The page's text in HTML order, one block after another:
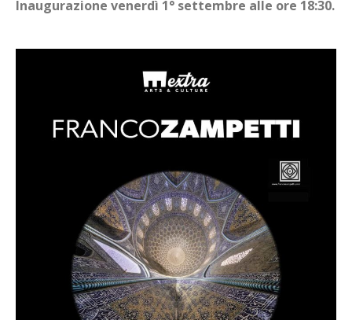
Inaugurazione venerdì 1° settembre alle ore 18:30.